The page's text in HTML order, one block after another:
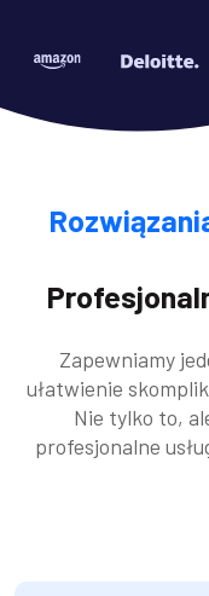
Zapewniamy
ułatwienie
Nie tylko to,
profesjonalne